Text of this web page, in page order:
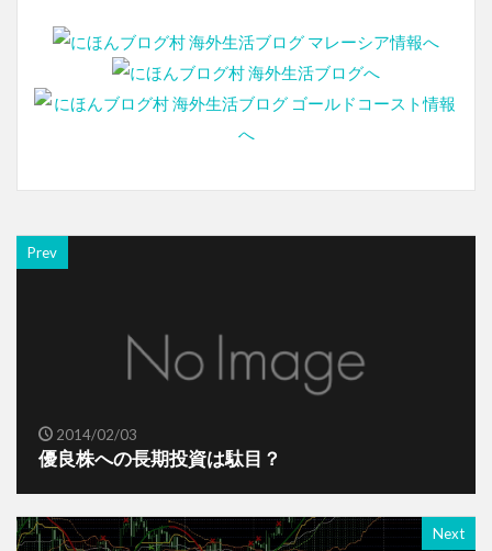
Prev
2014/02/03
優良株への長期投資は駄目？
Next